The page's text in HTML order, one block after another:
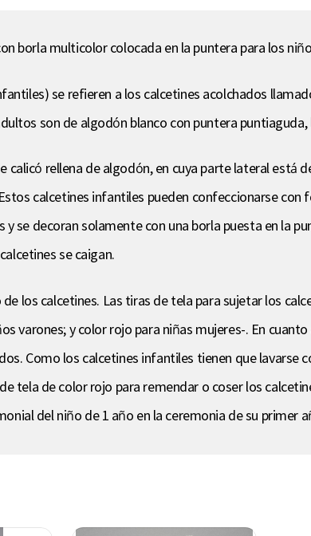
borla multicolor colocada en la puntera para los
se refieren a los calcetines acolchados
son de algodón blanco con puntera
calicó rellena de algodón, en cuya parte lateral está
calcetines infantiles pueden confeccionarse
se decoran solamente con una borla puesta en la
se caigan.
los calcetines. Las tiras de tela para sujetar los
varones; y color rojo para niñas mujeres-. En
Como los calcetines infantiles tienen que lavarse
tela de color rojo para remendar o coser los
del niño de 1 año en la ceremonia de su primer